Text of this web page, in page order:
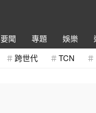
要聞 專題 娛樂
跨世代 TCN